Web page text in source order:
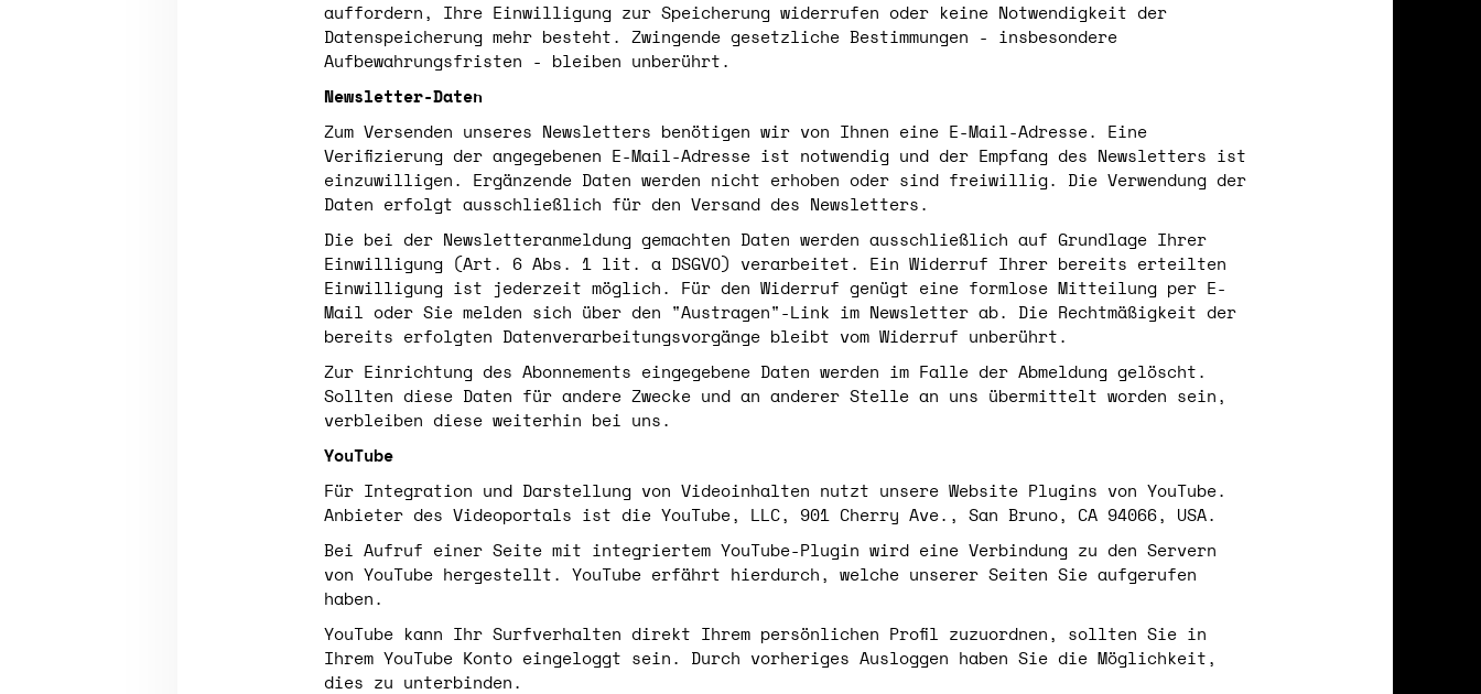
auffordern, Ihre Einwilligung zur Speicherung widerrufen oder keine Notwendigkeit der
Datenspeicherung mehr besteht. Zwingende gesetzliche Bestimmungen - insbesondere
Aufbewahrungsfristen - bleiben unberührt.
Newsletter-Daten
Zum Versenden unseres Newsletters benötigen wir von Ihnen eine E-Mail-Adresse. Eine
Verifizierung der angegebenen E-Mail-Adresse ist notwendig und der Empfang des Newsletters ist
einzuwilligen. Ergänzende Daten werden nicht erhoben oder sind freiwillig. Die Verwendung der
Daten erfolgt ausschließlich für den Versand des Newsletters.
Die bei der Newsletteranmeldung gemachten Daten werden ausschließlich auf Grundlage Ihrer
Einwilligung (Art. 6 Abs. 1 lit. a DSGVO) verarbeitet. Ein Widerruf Ihrer bereits erteilten
Einwilligung ist jederzeit möglich. Für den Widerruf genügt eine formlose Mitteilung per E-
Mail oder Sie melden sich über den "Austragen"-Link im Newsletter ab. Die Rechtmäßigkeit der
bereits erfolgten Datenverarbeitungsvorgänge bleibt vom Widerruf unberührt.
Zur Einrichtung des Abonnements eingegebene Daten werden im Falle der Abmeldung gelöscht.
Sollten diese Daten für andere Zwecke und an anderer Stelle an uns übermittelt worden sein,
verbleiben diese weiterhin bei uns.
YouTube
Für Integration und Darstellung von Videoinhalten nutzt unsere Website Plugins von YouTube.
Anbieter des Videoportals ist die YouTube, LLC, 901 Cherry Ave., San Bruno, CA 94066, USA.
Bei Aufruf einer Seite mit integriertem YouTube-Plugin wird eine Verbindung zu den Servern
von YouTube hergestellt. YouTube erfährt hierdurch, welche unserer Seiten Sie aufgerufen
haben.
YouTube kann Ihr Surfverhalten direkt Ihrem persönlichen Profil zuzuordnen, sollten Sie in
Ihrem YouTube Konto eingeloggt sein. Durch vorheriges Ausloggen haben Sie die Möglichkeit,
dies zu unterbinden.